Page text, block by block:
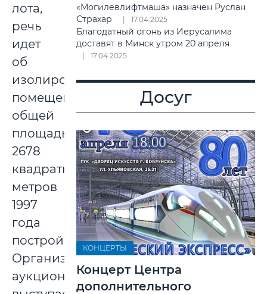
лота,
речь
идет
об
изолированном
помещении
общей
площадью
2678
квадратных
метров
1997
года
постройки.
Организатором
аукциона
«Могилевлифтмаша» назначен Руслан
Страхар
17.04.2025
Благодатный огонь из Иерусалима
доставят в Минск утром 20 апреля
17.04.2025
Досуг
КОНЦЕРТЫ
Концерт Центра
дополнительного